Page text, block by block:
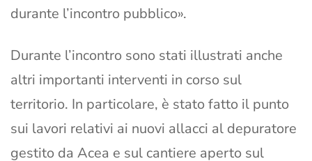
durante l’incontro pubblico».
Durante l’incontro sono stati illustrati anche
altri importanti interventi in corso sul
territorio. In particolare, è stato fatto il punto
sui lavori relativi ai nuovi allacci al depuratore
gestito da Acea e sul cantiere aperto sul